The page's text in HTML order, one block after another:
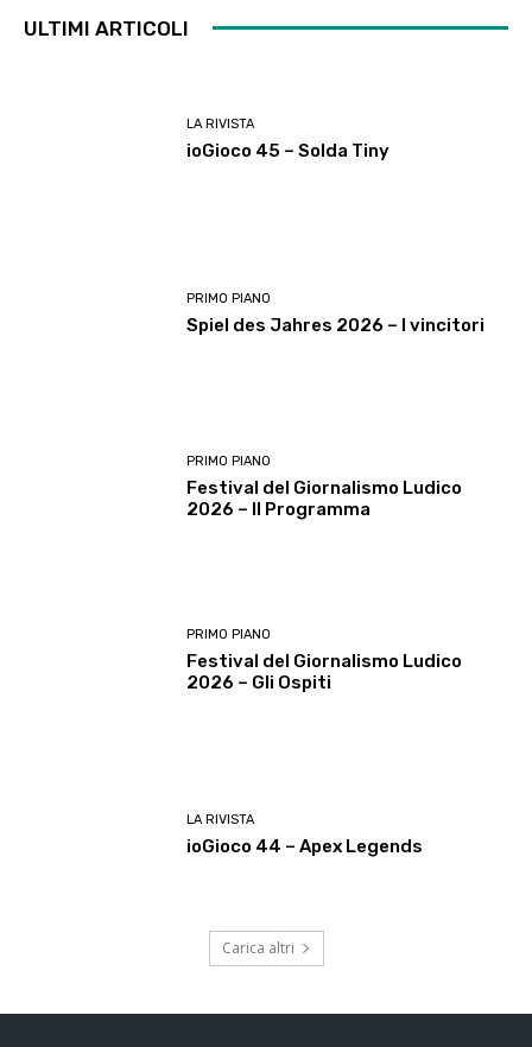
ULTIMI ARTICOLI
LA RIVISTA
ioGioco 45 – Solda Tiny
PRIMO PIANO
Spiel des Jahres 2026 – I vincitori
PRIMO PIANO
Festival del Giornalismo Ludico
2026 – Il Programma
PRIMO PIANO
Festival del Giornalismo Ludico
2026 – Gli Ospiti
LA RIVISTA
ioGioco 44 – Apex Legends
Carica altri